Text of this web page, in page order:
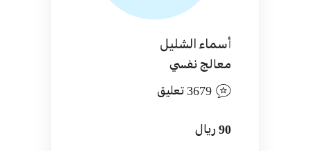
أسماء الشليل
معالج نفسي
3679 تعليق
90 ريال